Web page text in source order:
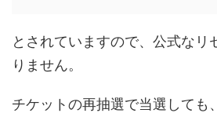
とされていますので、公式なリ
りません。
チケットの再抽選で当選しても